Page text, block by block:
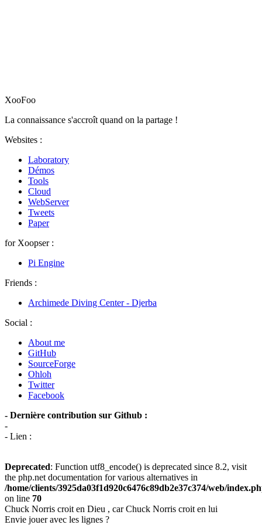
XooFoo
La connaissance s'accroît quand on la partage !
Websites :
Laboratory
Démos
Tools
Cloud
WebServer
Tweets
Paper
for Xoopser :
Pi Engine
Friends :
Archimede Diving Center - Djerba
Social :
About me
GitHub
SourceForge
Ohloh
Twitter
Facebook
- Dernière contribution sur Github :
-
- Lien :
Deprecated: Function utf8_encode() is deprecated since 8.2, visit
the php.net documentation for various alternatives in
/home/clients/3925da03f1d920c6476c89db2e37c374/web/
on line 70
Chuck Norris croit en Dieu , car Chuck Norris croit en lui
Envie jouer avec les lignes ?